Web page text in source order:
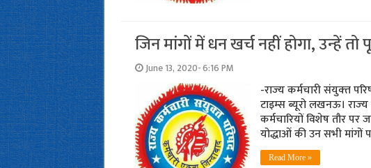
जिन मांगों में धन खर्च नहीं होगा, उन्‍हें
June 13, 2020- 6:16 PM
-राज्‍य कर्मचारी संयुक्‍त
टाइम्‍स ब्‍यूरो लखनऊ।
कर्मचारियों विशेष तौर पर
योद्धाओं की उन सभी मांगों
Read More »